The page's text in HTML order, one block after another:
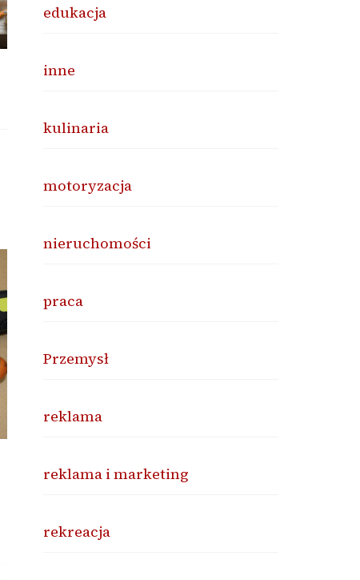
edukacja
inne
kulinaria
motoryzacja
nieruchomości
praca
Przemysł
reklama
reklama i marketing
rekreacja